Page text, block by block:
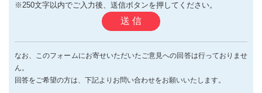
※250文字以内でご入力後、送信ボタンを押してください。
送 信
なお、このフォームにお寄せいただいたご意見への回答は行っておりませ
ん。
回答をご希望の方は、下記よりお問い合わせをお願いいたします。